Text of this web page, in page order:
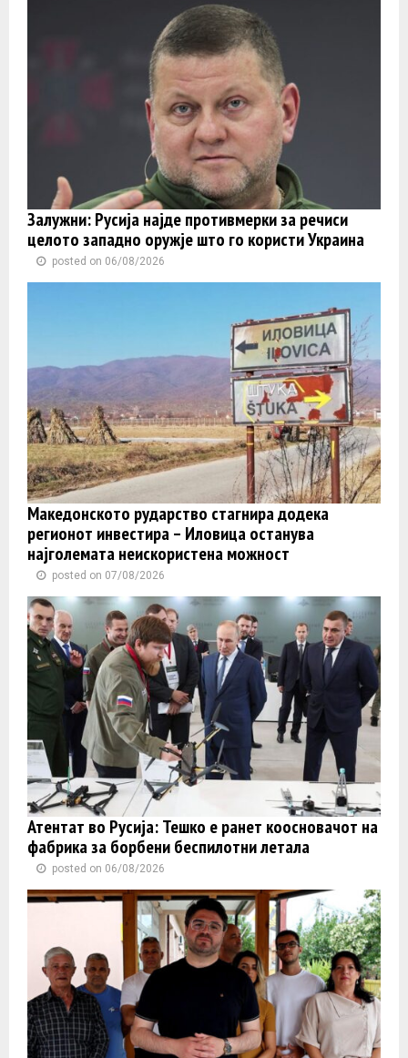
Залужни: Русија најде противмерки за речиси
целото западно оружје што го користи Украина
posted on 06/08/2026
Македонското рударство стагнира додека
регионот инвестира – Иловица останува
најголемата неискористена можност
posted on 07/08/2026
Атентат во Русија: Тешко е ранет коосновачот на
фабрика за борбени беспилотни летала
posted on 06/08/2026